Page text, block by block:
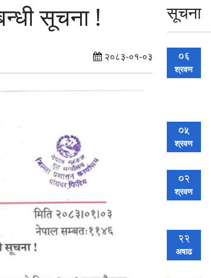
सूचना !
२०८३-०१-०३
सूचना
06
श्रवण
05
श्रवण
02
श्रवण
22
अषाढ